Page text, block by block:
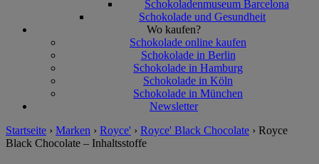
Schokoladenmuseum Barcelona
Schokolade und Gesundheit
Wo kaufen?
Schokolade online kaufen
Schokolade in Berlin
Schokolade in Hamburg
Schokolade in Köln
Schokolade in München
Newsletter
Startseite › Marken › Royce' › Royce' Black Chocolate › Royce
Black Chocolate – Inhaltsstoffe